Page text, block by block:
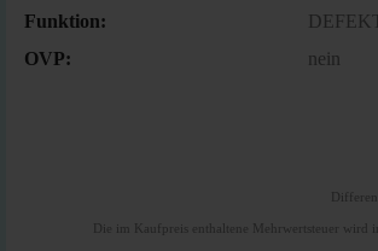
Funktion:
OVP:
nein
Die im Kaufpreis enthaltene Mehrwertsteuer wird